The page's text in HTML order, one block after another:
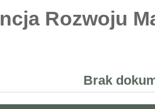
Rozwoju
Brak